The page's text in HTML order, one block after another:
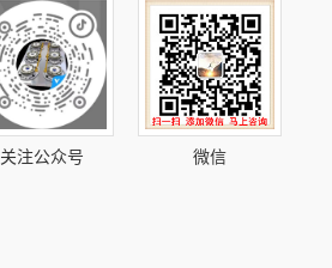
关注公众号 微信